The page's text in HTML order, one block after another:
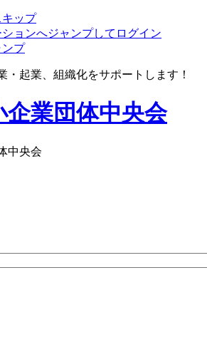
キップ
ションへジャンプしてログイン
プ
・起業、組織化をサポートします！
企業団体中央会